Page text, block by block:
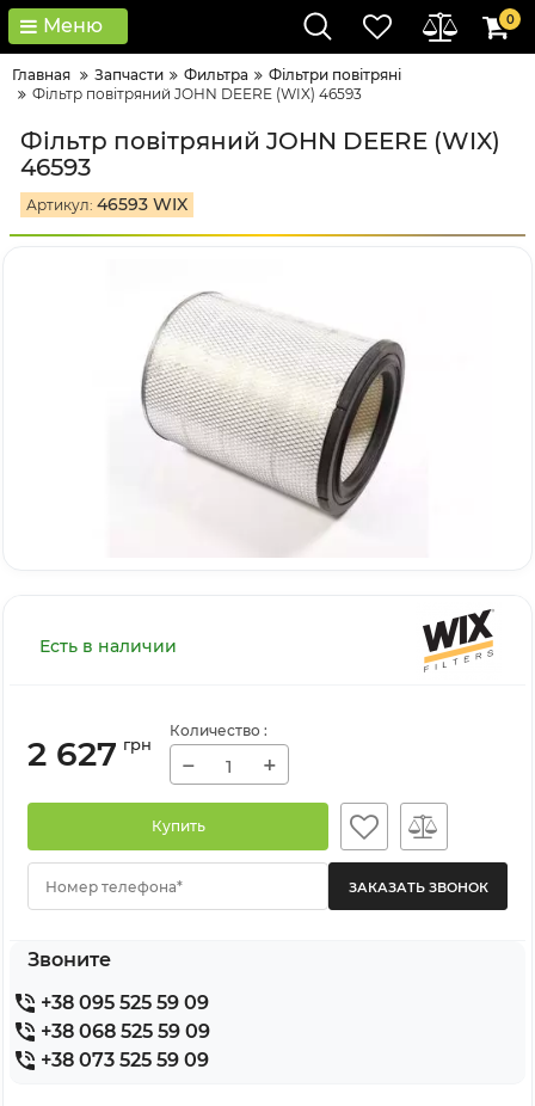
Меню 0
Главная Запчасти Фильтра
Фільтри повітряні
Фільтр повітряний JOHN DEERE (WIX) 46593
Фільтр повітряний JOHN DEERE (WIX)
46593
Артикул: 46593 WIX
Есть в наличии
2 627 грн
Количество :
− +
Купить
Номер телефона*
Звоните
+38 095 525 59 09
+38 068 525 59 09
+38 073 525 59 09